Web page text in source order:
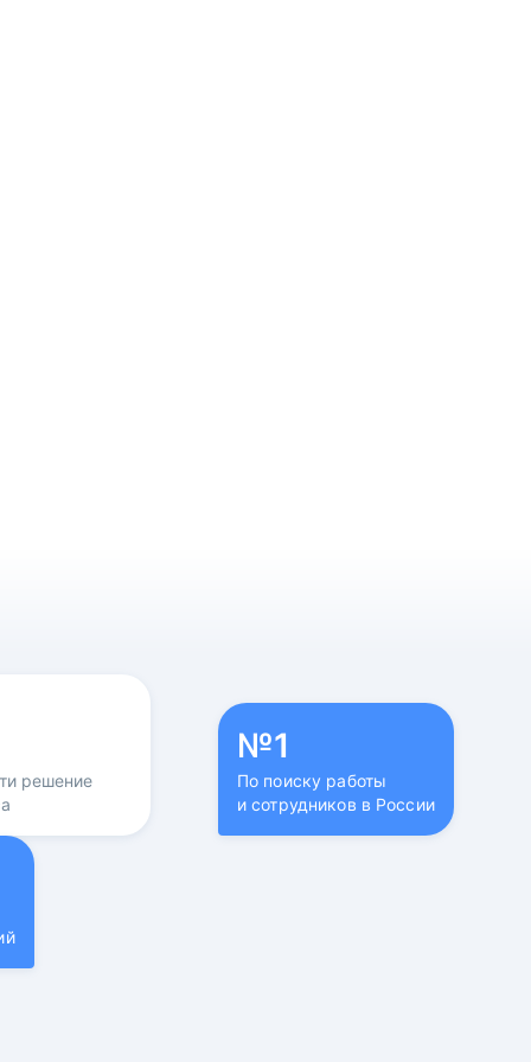
решение
№1
По поиску работы
и сотрудников в России